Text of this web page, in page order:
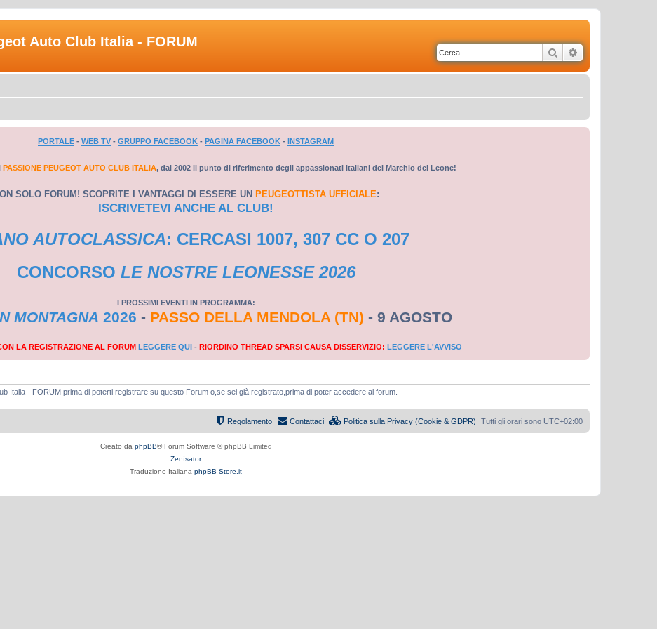
Auto Club Italia - FORUM
Cerca
PORTALE - WEB TV - GRUPPO FACEBOOK - PAGINA FACEBOOK - INSTAGRAM
PASSIONE PEUGEOT AUTO CLUB ITALIA, dal 2002 il punto di riferimento degli appassionati italiani del Marchio del Leone!
SOLO FORUM! SCOPRITE I VANTAGGI DI ESSERE UN PEUGEOTTISTA UFFICIALE:
ISCRIVETEVI ANCHE AL CLUB!
AUTOCLASSICA: CERCASI 1007, 307 CC O 207
CONCORSO LE NOSTRE LEONESSE 2026
I PROSSIMI EVENTI IN PROGRAMMA:
MONTAGNA 2026 - PASSO DELLA MENDOLA (TN) - 9 AGOSTO
LA REGISTRAZIONE AL FORUM LEGGERE QUI - RIORDINO THREAD SPARSI CAUSA DISSERVIZIO: LEGGERE L'AVVISO
Italia - FORUM prima di poterti registrare su questo Forum o,se sei già registrato,prima di poter accedere al forum.
Tutti gli orari sono UTC+02:00
Politica sulla Privacy (Cookie & GDPR)
Contattaci
Regolamento
Creato da phpBB® Forum Software © phpBB Limited
Zenìsator
Traduzione Italiana phpBB-Store.it